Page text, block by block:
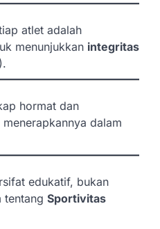
atlet adalah
menunjukkan integritas
hormat dan
menerapkannya dalam
edukatif, bukan
tentang Sportivitas